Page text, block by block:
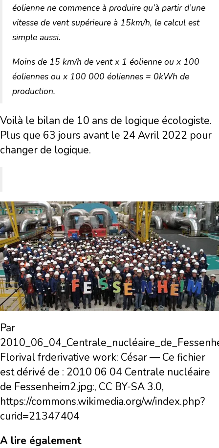
éolienne ne commence à produire qu’à partir d’une
vitesse de vent supérieure à 15km/h, le calcul est
simple aussi.
Moins de 15 km/h de vent x 1 éolienne ou x 100
éoliennes ou x 100 000 éoliennes = 0kWh de
production.
Voilà le bilan de 10 ans de logique écologiste.
Plus que 63 jours avant le 24 Avril 2022 pour
changer de logique.
Par
Florival frderivative work: César — Ce fichier
est dérivé de : 2010 06 04 Centrale nucléaire
de Fessenheim2.jpg:, CC BY-SA 3.0,
https://commons.wikimedia.org/w/index.php?
curid=21347404
A lire également